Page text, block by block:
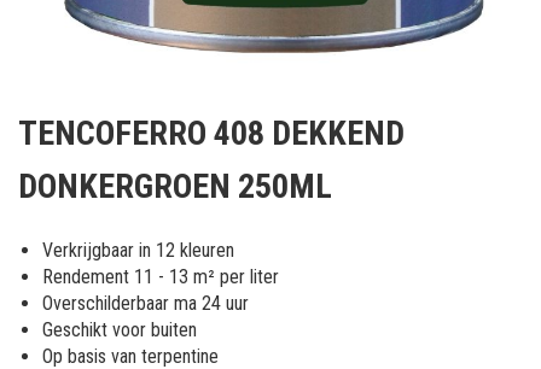
van
afbeeldingen-
gallerij
TENCOFERRO 408 DEKKEND
DONKERGROEN 250ML
Verkrijgbaar in 12 kleuren
Rendement 11 - 13 m² per liter
Overschilderbaar ma 24 uur
Geschikt voor buiten
Op basis van terpentine